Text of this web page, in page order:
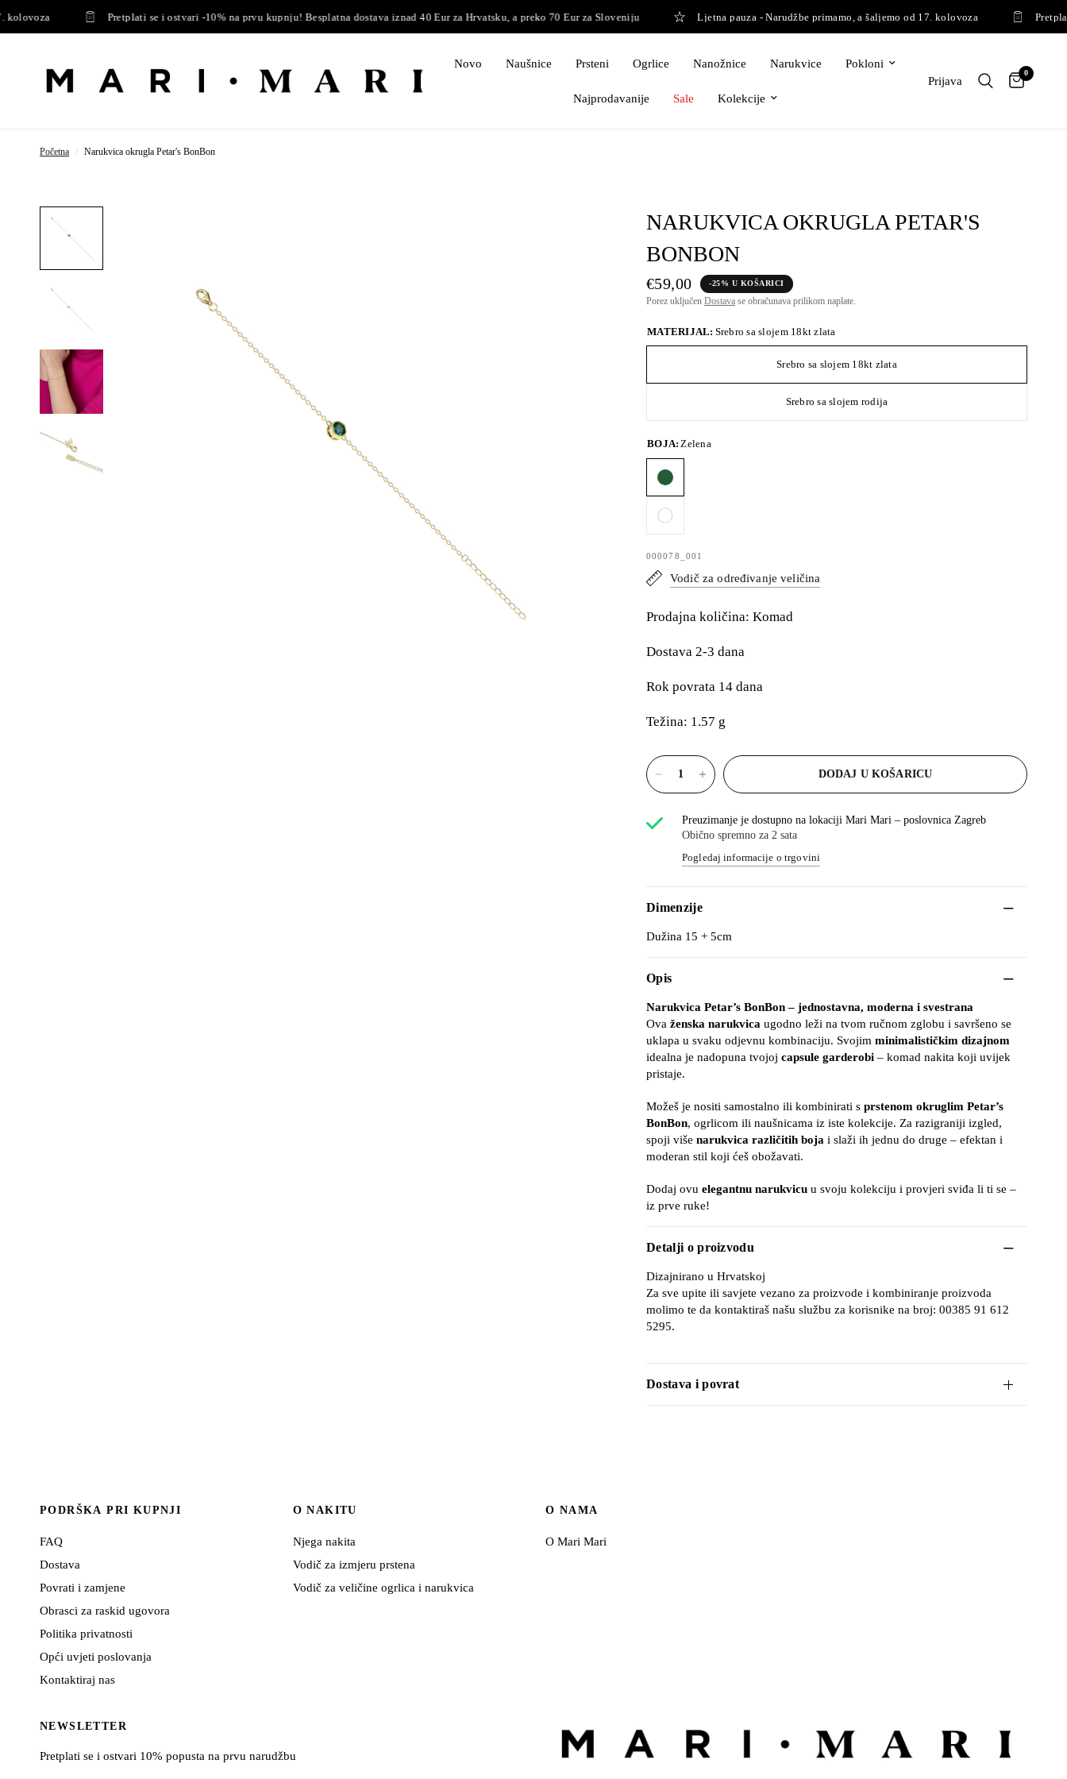
Pretplati se i ostvari -10% na prvu kupnju! Besplatna dostava iznad 40 Eur za Hrvatsku, a preko 70 Eur za Sloveniju Ljetna pauza - Narudžbe primamo, a šaljemo od 17. kolovoza Pretplati
Novo Naušnice Prsteni Ogrlice Nanožnice Narukvice Pokloni
Najprodavanije Sale Kolekcije
Prijava
0
Početna / Narukvica okrugla Petar's BonBon
NARUKVICA OKRUGLA PETAR'S
BONBON
€59,00 -25% U KOŠARICI
Porez uključen Dostava se obračunava prilikom naplate.
MATERIJAL: Srebro sa slojem 18kt zlata
Srebro sa slojem 18kt zlata
Srebro sa slojem rodija
BOJA: Zelena
000078_001
Vodič za određivanje veličina
Prodajna količina: Komad
Dostava 2-3 dana
Rok povrata 14 dana
Težina: 1.57 g
DODAJ U KOŠARICU
Preuzimanje je dostupno na lokacijiMari Mari – poslovnica Zagreb
Obično spremno za 2 sata
Pogledaj informacije o trgovini
Dimenzije
Dužina 15 + 5cm
Opis
Narukvica Petar’s BonBon – jednostavna, moderna i svestrana
Ovaženska narukvica ugodno leži na tvom ručnom zglobu i savršeno se
uklapa u svaku odjevnu kombinaciju. Svojimminimalističkim dizajnom
idealna je nadopuna tvojojcapsule garderobi – komad nakita koji uvijek
pristaje.
Možeš je nositi samostalno ili kombinirati sprstenom okruglim Petar’s
BonBon, ogrlicom ili naušnicama iz iste kolekcije. Za razigraniji izgled,
spoji višenarukvica različitih boja i slaži ih jednu do druge – efektan i
moderan stil koji ćeš obožavati.
Dodaj ovuelegantnu narukvicu u svoju kolekciju i provjeri sviđa li ti se –
iz prve ruke!
Detalji o proizvodu
Dizajnirano u Hrvatskoj
Za sve upite ili savjete vezano za proizvode i kombiniranje proizvoda
molimo te da kontaktiraš našu službu za korisnike na broj: 00385 91 612
5295.
Dostava i povrat
PODRŠKA PRI KUPNJI
FAQ
Dostava
Povrati i zamjene
Obrasci za raskid ugovora
Politika privatnosti
Opći uvjeti poslovanja
Kontaktiraj nas
O NAKITU
Njega nakita
Vodič za izmjeru prstena
Vodič za veličine ogrlica i narukvica
O NAMA
O Mari Mari
NEWSLETTER
Pretplati se i ostvari 10% popusta na prvu narudžbu